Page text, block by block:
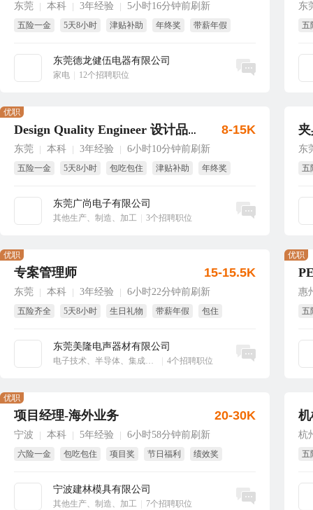
东莞 本科 3年经验 5小时16分钟前刷新
五险一金 5天8小时 津贴补助 年终奖
带薪年假
东莞德龙健伍电器有限公司
家电 12个招聘职位
立即沟通
东
五
Design Quality Engineer 设计品质工程师
东莞 本科 3年经验 6小时10分钟前刷新
五险一金 5天8小时 包吃包住 津贴补助
年终奖
东莞广尚电子有限公司
其他生产、制造、加工 3个招聘职位
优职
8-15K
立即沟通
东
五
专案管理师
东莞 本科 3年经验 6小时22分钟前刷新
五险齐全 5天8小时 生日礼物 带薪年假 包住
东莞美隆电声器材有限公司
电子技术、半导体、集成电路 4个招聘职位
优职
15-15.5K
立即沟通
惠
五
优职
项目经理-海外业务
宁波 本科 5年经验 6小时58分钟前刷新
六险一金 包吃包住 项目奖 节日福利
绩效奖
宁波建林模具有限公司
其他生产、制造、加工 7个招聘职位
优职
20-30K
立即沟通
杭
五